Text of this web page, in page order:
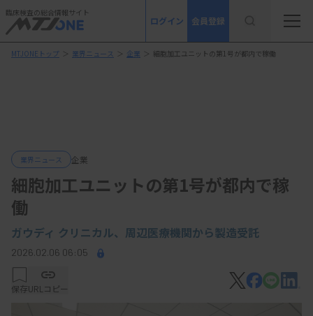
臨床検査の総合情報サイト
ログイン 会員登録
MTJONEトップ ＞ 業界ニュース ＞ 企業 ＞ 細胞加工ユニットの第1号が都内で稼働
業界ニュース 企業
細胞加工ユニットの第1号が都内で稼
働
ガウディ クリニカル、周辺医療機関から製造受託
2026.02.06 06:05
保存URLコピー